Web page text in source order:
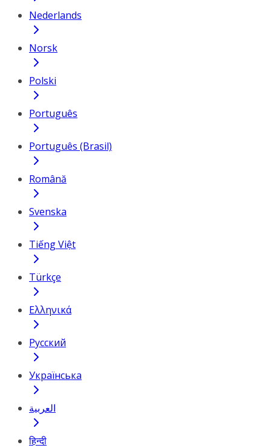
Nederlands
Norsk
Polski
Português
Português (Brasil)
Română
Svenska
Tiếng Việt
Türkçe
Ελληνικά
Русский
Українська
العربية
हिन्दी